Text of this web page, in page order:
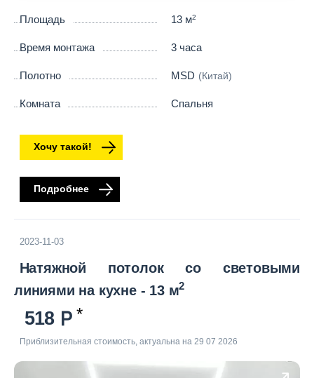
Площадь 13 м2
Время монтажа 3 часа
Полотно MSD (Китай)
Комната Спальня
Хочу такой!
Подробнее
2023-11-03
Натяжной потолок со световыми
линиями на кухне - 13 м2
518
Приблизительная стоимость, актуальна на 29 07 2026